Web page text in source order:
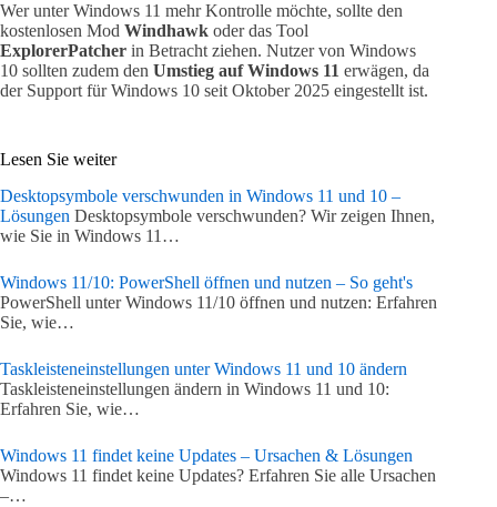
Wer unter Windows 11 mehr Kontrolle möchte, sollte den
kostenlosen Mod Windhawk oder das Tool
ExplorerPatcher in Betracht ziehen. Nutzer von Windows
10 sollten zudem den Umstieg auf Windows 11 erwägen, da
der Support für Windows 10 seit Oktober 2025 eingestellt ist.
Lesen Sie weiter
Desktopsymbole verschwunden in Windows 11 und 10 –
Lösungen Desktopsymbole verschwunden? Wir zeigen Ihnen,
wie Sie in Windows 11…
Windows 11/10: PowerShell öffnen und nutzen – So geht's
PowerShell unter Windows 11/10 öffnen und nutzen: Erfahren
Sie, wie…
Taskleisteneinstellungen unter Windows 11 und 10 ändern
Taskleisteneinstellungen ändern in Windows 11 und 10:
Erfahren Sie, wie…
Windows 11 findet keine Updates – Ursachen & Lösungen
Windows 11 findet keine Updates? Erfahren Sie alle Ursachen
–…